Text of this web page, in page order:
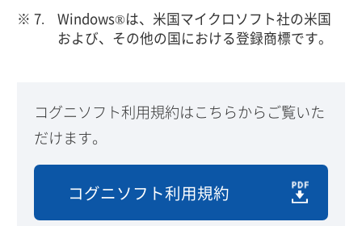
Windows®は、米国マイクロソフト社の米国
および、その他の国における登録商標です。
コグニソフト利用規約はこちらからご覧いた
だけます。
コグニソフト利用規約